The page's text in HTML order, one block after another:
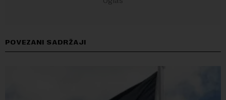
POVEZANI SADRŽAJI